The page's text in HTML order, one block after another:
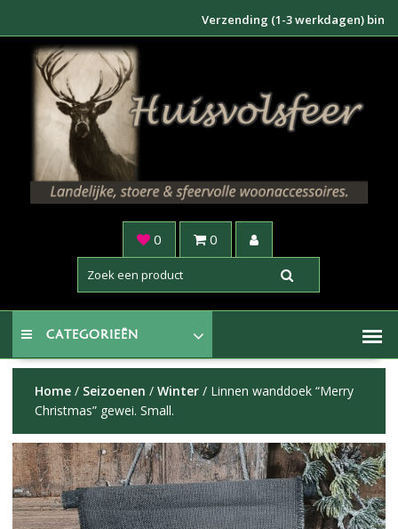
inhoud
Verzending (1-3 werkdagen) binnen
0 0
CATEGORIEËN
Home/ Seizoenen / Winter/ Linnen wanddoek “Merry
Christmas” gewei. Small.